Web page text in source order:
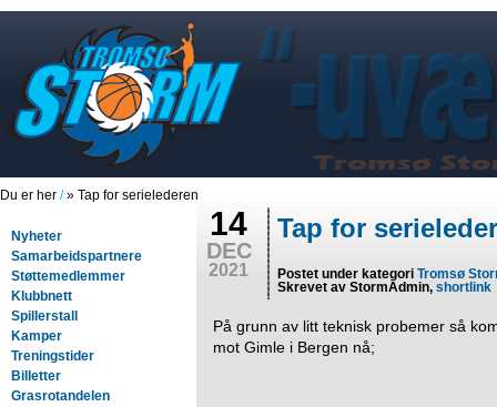
Du er her /» Tap for serielederen
Nyheter
Samarbeidspartnere
Støttemedlemmer
Klubbnett
Spillerstall
Kamper
Treningstider
Billetter
Grasrotandelen
14
DEC
2021
Tap for
Postet under kategoriTromsø
Skrevet av StormAdmin,shortlink
På grunn av litt teknisk probemer så
mot Gimle i Bergen nå;